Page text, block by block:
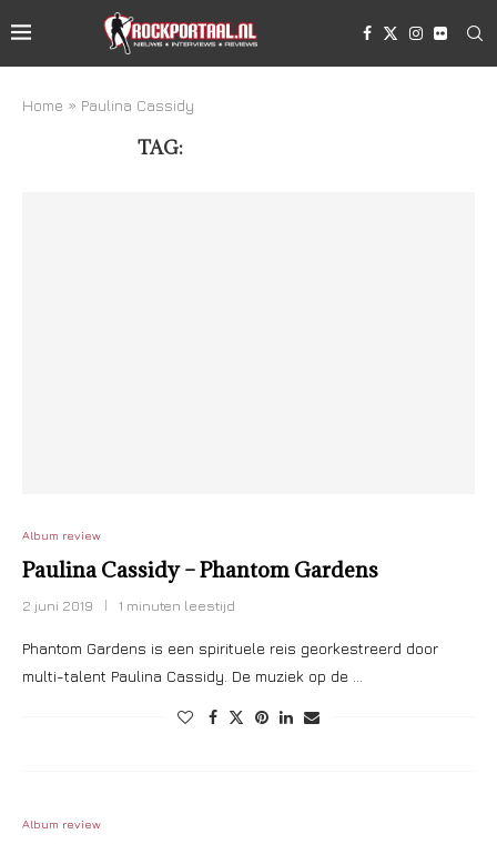
Home » Paulina Cassidy
TAG:
Album review
Paulina Cassidy – Phantom Gardens
2 juni 2019 1 minuten leestijd
Phantom Gardens is een spirituele reis georkestreerd door
multi-talent Paulina Cassidy. De muziek op de …
Album review